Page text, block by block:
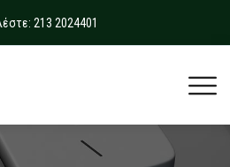
213 2024401